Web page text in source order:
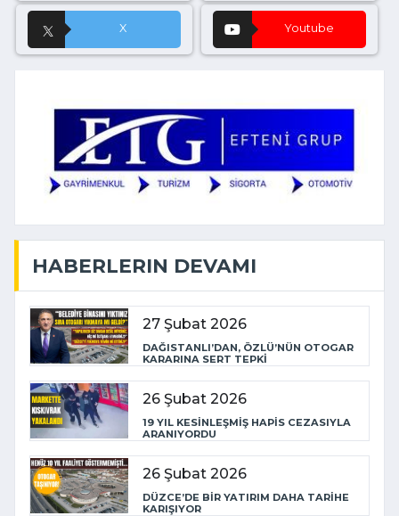
X Youtube
HABERLERIN DEVAMI
27 Şubat 2026
DAĞISTANLI’DAN, ÖZLÜ’NÜN OTOGAR
KARARINA SERT TEPKİ
26 Şubat 2026
19 YIL KESİNLEŞMİŞ HAPİS CEZASIYLA
ARANIYORDU
26 Şubat 2026
DÜZCE’DE BİR YATIRIM DAHA TARİHE
KARIŞIYOR